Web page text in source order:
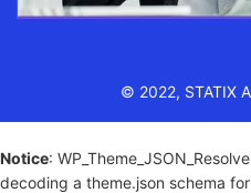
© 2022, STATIX
Notice:
decoding a theme.json schema